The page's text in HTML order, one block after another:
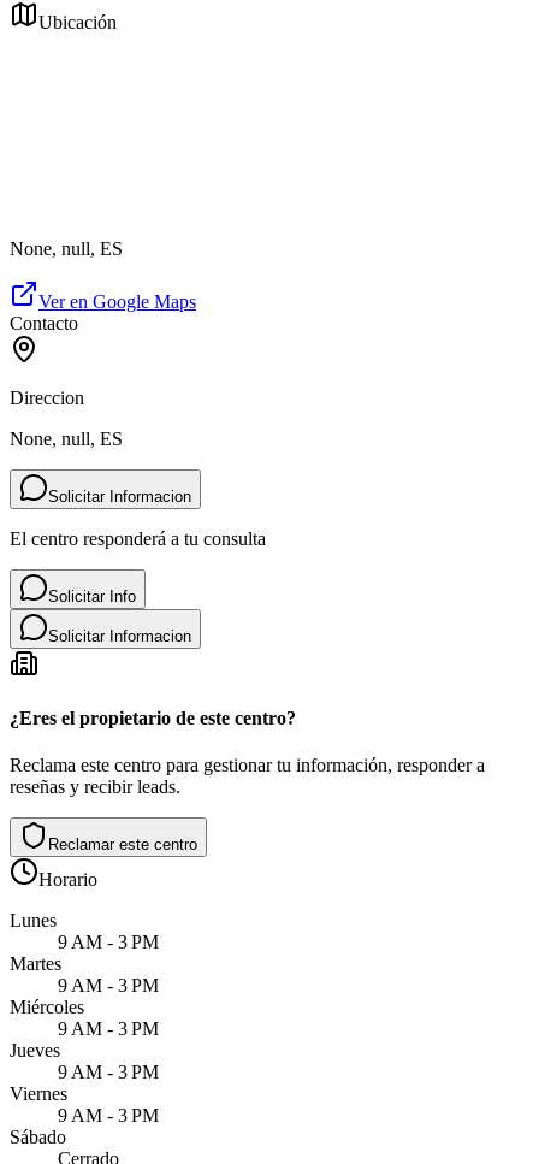
Ubicación
None, null, ES
Ver en Google Maps
Contacto
Direccion
None, null, ES
Solicitar Informacion
El centro responderá a tu consulta
Solicitar Info
Solicitar Informacion
¿Eres el propietario de este centro?
Reclama este centro para gestionar tu información, responder a
reseñas y recibir leads.
Reclamar este centro
Horario
Lunes
9 AM - 3 PM
Martes
9 AM - 3 PM
Miércoles
9 AM - 3 PM
Jueves
9 AM - 3 PM
Viernes
9 AM - 3 PM
Sábado
Cerrado